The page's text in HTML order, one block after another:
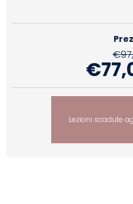
€
€
Lezioni scadute